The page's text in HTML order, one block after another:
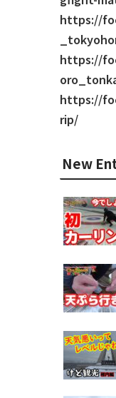
https://
https://
https://
rip/
New